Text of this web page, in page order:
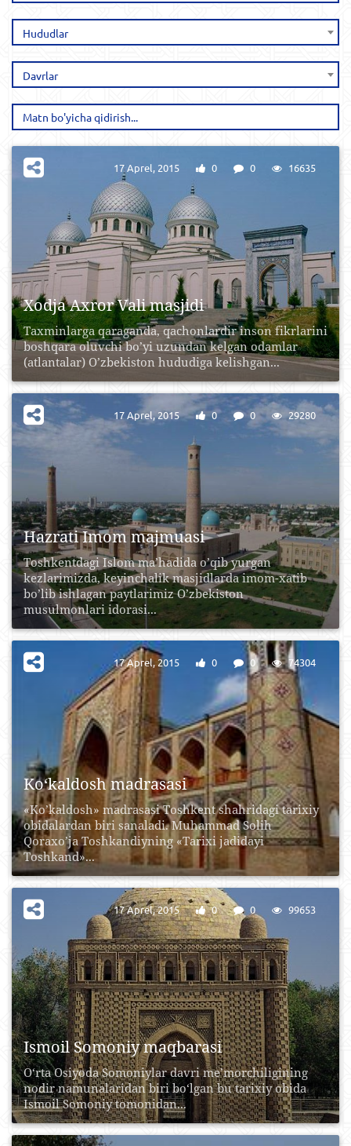
Hududlar
Davrlar
Xodja Axror Vali masjidi
Taxminlarga qaraganda, qachonlardir inson fikrlarini
boshqara oluvchi bo’yi uzundan kelgan odamlar
(atlantalar) O’zbekiston hududiga kelishgan...
17 Aprel, 2015 0 0 16635
Hazrati Imom majmuasi
Toshkentdagi Islom ma’hadida o’qib yurgan
kezlarimizda, keyinchalik masjidlarda imom-xatib
bo’lib ishlagan paytlarimiz O’zbekiston
musulmonlari idorasi...
17 Aprel, 2015 0 0 29280
Ko‘kaldosh madrasasi
«Ko’kaldosh» madrasasi Toshkent shahridagi tarixiy
obidalardan biri sanaladi. Muhammad Solih
Qoraxo’ja Toshkandiyning «Tarixi jadidayi
Toshkand»...
17 Aprel, 2015 0 0 74304
Ismoil Somoniy maqbarasi
O‘rta Osiyoda Somoniylar davri me’morchiligining
nodir namunalaridan biri bo‘lgan bu tarixiy obida
Ismoil Somoniy tomonidan...
17 Aprel, 2015 0 0 99653